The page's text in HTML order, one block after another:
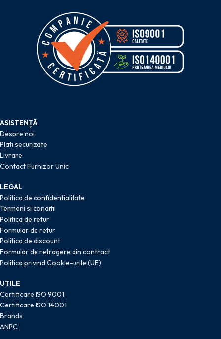
ASISTENȚĂ
Despre noi
Plati securizate
Livrare
Contact Furnizor Unic
LEGAL
Politica de confidentialitate
Termeni si conditii
Politica de retur
Formular de retur
Politica de discount
Formular de retragere din contract
Politica privind Cookie-urile (UE)
UTILE
Certificare ISO 9001
Certificare ISO 14001
Brands
ANPC